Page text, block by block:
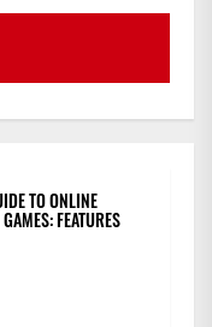
TO ONLINE
FEATURES